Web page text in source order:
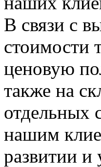
В связи с
стоимости
ценовую
также на
отдельных
нашим
развитии и